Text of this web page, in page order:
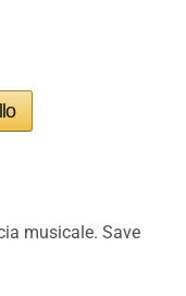
musicale. Save